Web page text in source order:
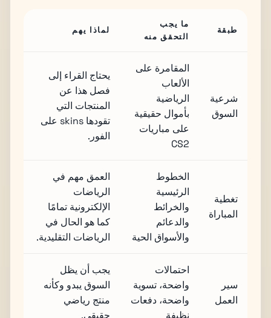
طبقة
ما يجب
التحقق منه
لماذا يهم
شرعية
السوق
المقامرة على
الألعاب
الرياضية
بأموال حقيقية
على مباريات
CS2
يحتاج القراء إلى
فصل هذا عن
المنتجات التي
تقودها skins على
الفور.
تغطية
المباراة
الخطوط
الرئيسية
والخرائط
والدعائم
والأسواق الحية
العمق مهم في
الرياضات
الإلكترونية تمامًا
كما هو الحال في
الرياضات التقليدية.
سير
العمل
احتمالات
واضحة، تسوية
واضحة، دفعات
نظيفة
يجب أن يظل
السوق يبدو وكأنه
منتج رياضي
حقيقي.